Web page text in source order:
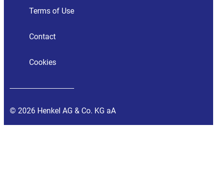
Terms of Use
Contact
Cookies
© 2026 Henkel AG & Co. KG aA